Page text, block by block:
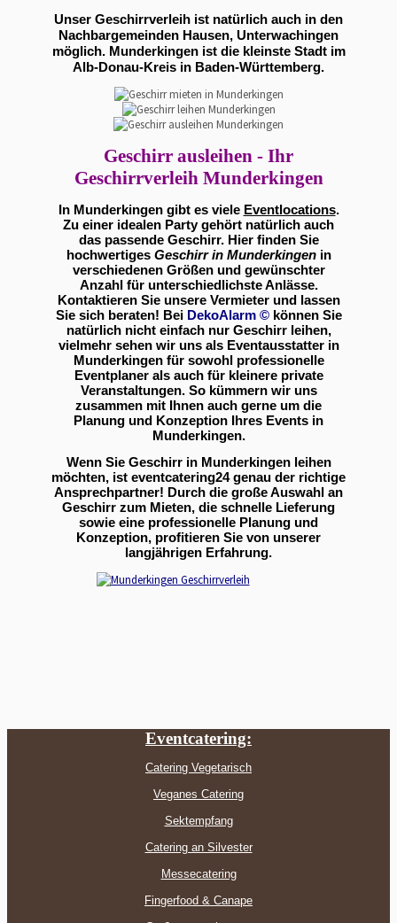
Unser Geschirrverleih ist natürlich auch in den
Nachbargemeinden Hausen, Unterwachingen
möglich. Munderkingen ist die kleinste Stadt im
Alb-Donau-Kreis in Baden-Württemberg.
Geschirr ausleihen - Ihr
Geschirrverleih Munderkingen
In Munderkingen gibt es viele Eventlocations.
Zu einer idealen Party gehört natürlich auch
das passende Geschirr. Hier finden Sie
hochwertiges Geschirr in Munderkingenin
verschiedenen Größen und gewünschter
Anzahl für unterschiedlichste Anlässe.
Kontaktieren Sie unsere Vermieter und lassen
Sie sich beraten! Bei DekoAlarm ©können Sie
natürlich nicht einfach nur Geschirr leihen,
vielmehr sehen wir uns als Eventausstatter in
Munderkingen für sowohl professionelle
Eventplaner als auch für kleinere private
Veranstaltungen. So kümmern wir uns
zusammen mit Ihnen auch gerne um die
Planung und Konzeption Ihres Events in
Munderkingen.
Wenn Sie Geschirr in Munderkingen leihen
möchten, ist eventcatering24 genau der richtige
Ansprechpartner! Durch die große Auswahl an
Geschirr zum Mieten, die schnelle Lieferung
sowie eine professionelle Planung und
Konzeption, profitieren Sie von unserer
langjährigen Erfahrung.
Eventcatering:
Catering Vegetarisch
Veganes Catering
Sektempfang
Catering an Silvester
Messecatering
Fingerfood & Canape